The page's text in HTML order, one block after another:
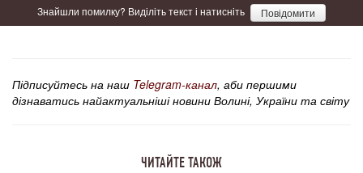
Знайшли помилку? Виділіть текст і натисніть Повідомити
Підписуйтесь на наш Telegram-канал, аби першими
дізнаватись найактуальніші новини Волині, України та світу
ЧИТАЙТЕ ТАКОЖ